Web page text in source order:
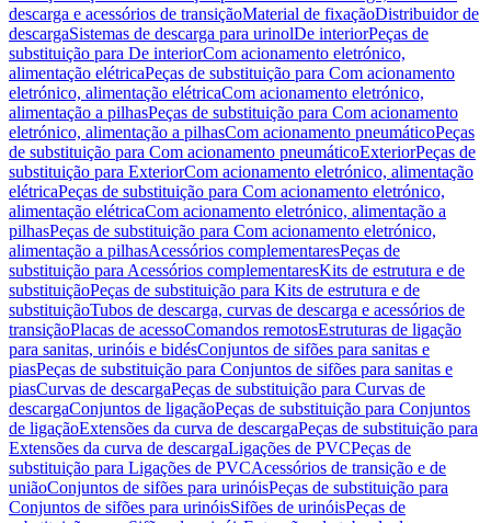
descarga e acessórios de transiçãoMaterial de fixaçãoDistribuidor de
descargaSistemas de descarga para urinolDe interiorPeças de
substituição para De interiorCom acionamento eletrónico,
alimentação elétricaPeças de substituição para Com acionamento
eletrónico, alimentação elétricaCom acionamento eletrónico,
alimentação a pilhasPeças de substituição para Com acionamento
eletrónico, alimentação a pilhasCom acionamento pneumáticoPeças
de substituição para Com acionamento pneumáticoExteriorPeças de
substituição para ExteriorCom acionamento eletrónico, alimentação
elétricaPeças de substituição para Com acionamento eletrónico,
alimentação elétricaCom acionamento eletrónico, alimentação a
pilhasPeças de substituição para Com acionamento eletrónico,
alimentação a pilhasAcessórios complementaresPeças de
substituição para Acessórios complementaresKits de estrutura e de
substituiçãoPeças de substituição para Kits de estrutura e de
substituiçãoTubos de descarga, curvas de descarga e acessórios de
transiçãoPlacas de acessoComandos remotosEstruturas de ligação
para sanitas, urinóis e bidésConjuntos de sifões para sanitas e
piasPeças de substituição para Conjuntos de sifões para sanitas e
piasCurvas de descargaPeças de substituição para Curvas de
descargaConjuntos de ligaçãoPeças de substituição para Conjuntos
de ligaçãoExtensões da curva de descargaPeças de substituição para
Extensões da curva de descargaLigações de PVCPeças de
substituição para Ligações de PVCAcessórios de transição e de
uniãoConjuntos de sifões para urinóisPeças de substituição para
Conjuntos de sifões para urinóisSifões de urinóisPeças de